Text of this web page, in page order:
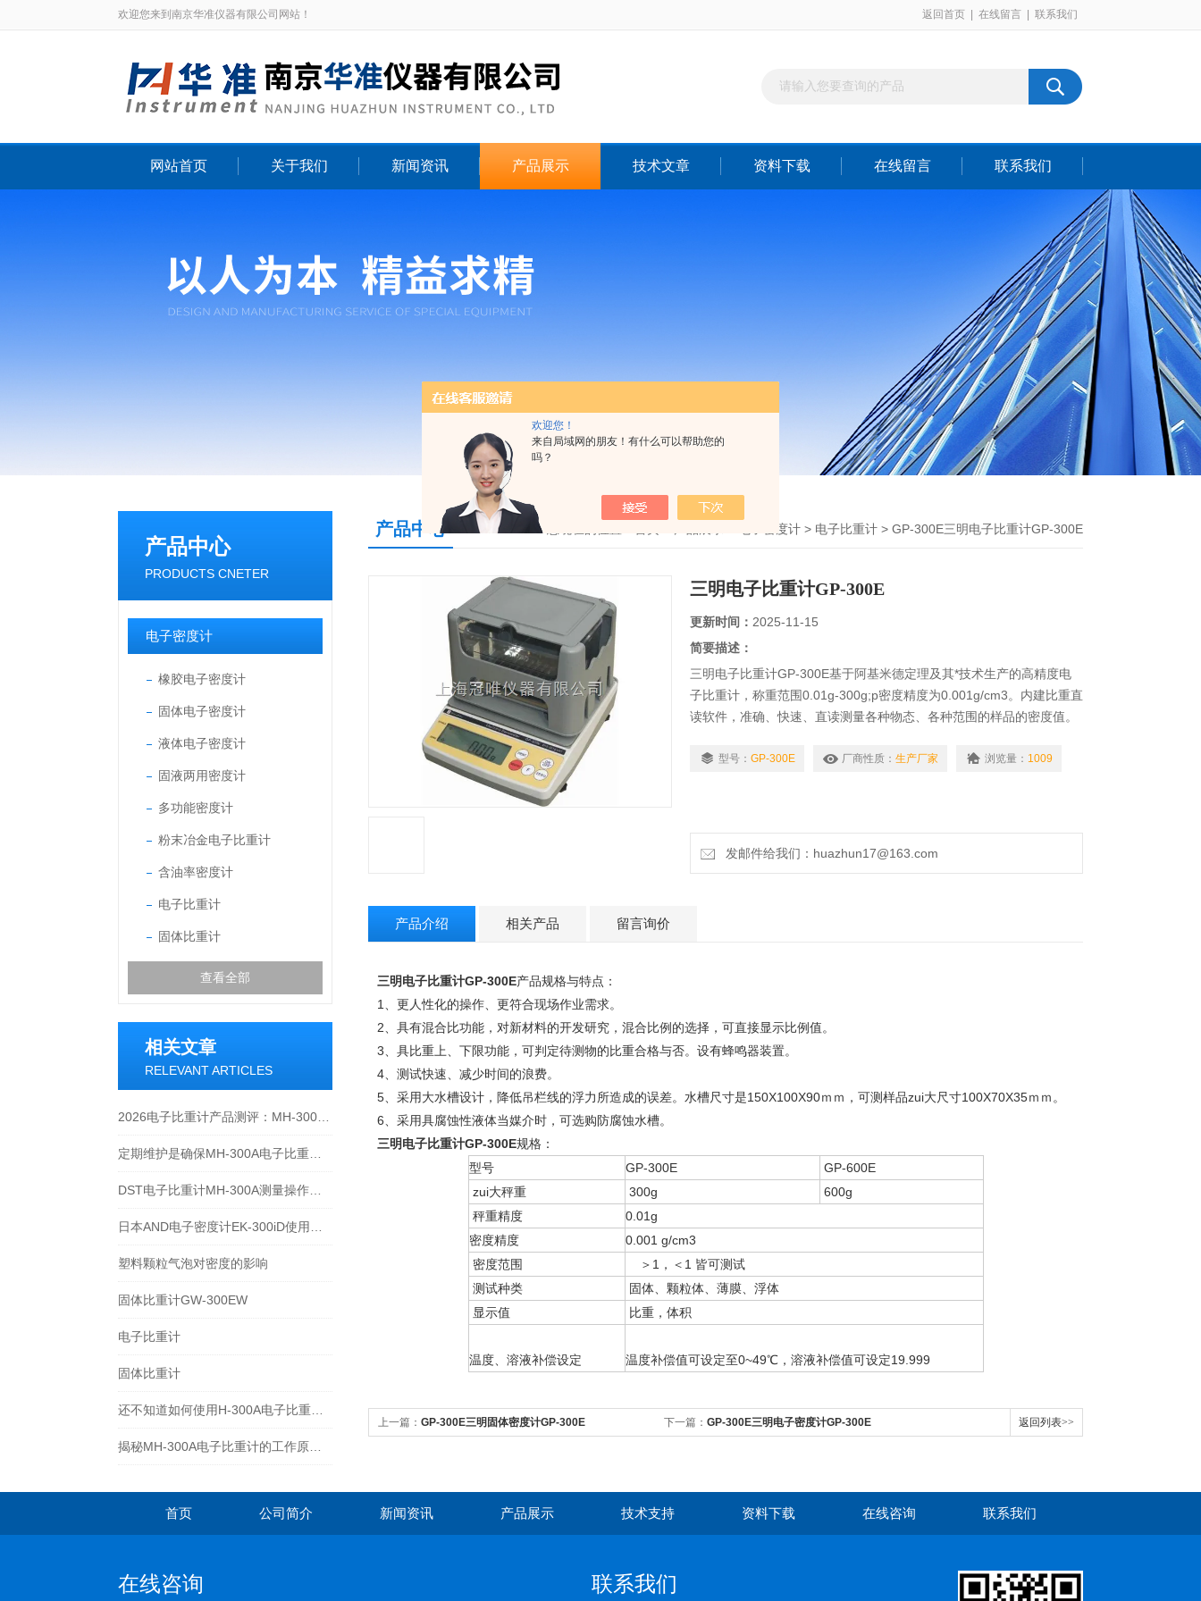
欢迎您！
来自局域网的朋友！有什么可以帮助您的
吗？
欢迎您来到南京华准仪器有限公司网站！ 返回首页 在线留言 联系我们
网站首页 关于我们 新闻资讯 产品展示 技术文章 资料下载 在线留言 联系我们
产品中心
PRODUCTS CNETER
电子密度计
橡胶电子密度计
固体电子密度计
液体电子密度计
固液两用密度计
多功能密度计
粉末冶金电子比重计
含油率密度计
电子比重计
固体比重计
查看全部
相关文章
RELEVANT ARTICLES
塑料颗粒气泡对密度的影响
固体比重计GW-300EW
电子比重计
固体比重计
产品中心 电子密度计 > 电子比重计 > GP-300E三明电子比重计GP-300E
三明电子比重计GP-300E
更新时间： 2025-11-15
简要描述：
三明电子比重计GP-300E基于阿基米德定理及其*技术生产的高精度电
子比重计，称重范围0.01g-300g;p密度精度为0.001g/cm3。内建比重直
读软件，准确、快速、直读测量各种物态、各种范围的样品的密度值。
合金、复合材料...等
型号： GP-300E 厂商性质： 生产厂家 浏览量： 1009
发邮件给我们：huazhun17@163.com
产品介绍 相关产品 留言询价
三明电子比重计GP-300E产品规格与特点：
1、更人性化的操作、更符合现场作业需求。
2、具有混合比功能，对新材料的开发研究，混合比例的选择，可直接显示比例值。
3、具比重上、下限功能，可判定待测物的比重合格与否。设有蜂鸣器装置。
4、测试快速、减少时间的浪费。
5、采用大水槽设计，降低吊栏线的浮力所造成的误差。水槽尺寸是150X100X90ｍｍ，可测样品zui大尺寸100X70X35ｍｍ。
6、采用具腐蚀性液体当媒介时，可选购防腐蚀水槽。
三明电子比重计GP-300E规格：
型号
GP-300E
GP-600E
zui大秤重
300g
600g
秤重精度
0.01g
密度精度
0.001 g/cm3
密度范围
＞1，＜1 皆可测试
测试种类
固体、颗粒体、薄膜、浮体
显示值
比重，体积
温度、溶液补偿设定 温度补偿值可设定至0~49℃，溶液补偿值可设定19.999
上一篇： GP-300E三明固体密度计GP-300E 下一篇： GP-300E三明电子密度计GP-300E 返回列表>>
首页 公司简介 新闻资讯 产品展示 技术支持 资料下载 在线咨询 联系我们
在线咨询 联系我们